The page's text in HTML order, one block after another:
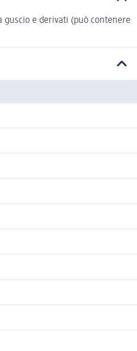
guscio e derivati (può contenere